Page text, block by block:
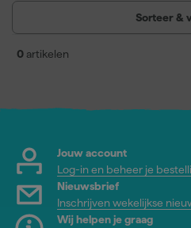
Sorteer &
0 artikelen
Jouw account
Log-in en beheer je
Nieuwsbrief
Inschrijven wekelijkse
Wij helpen je graag